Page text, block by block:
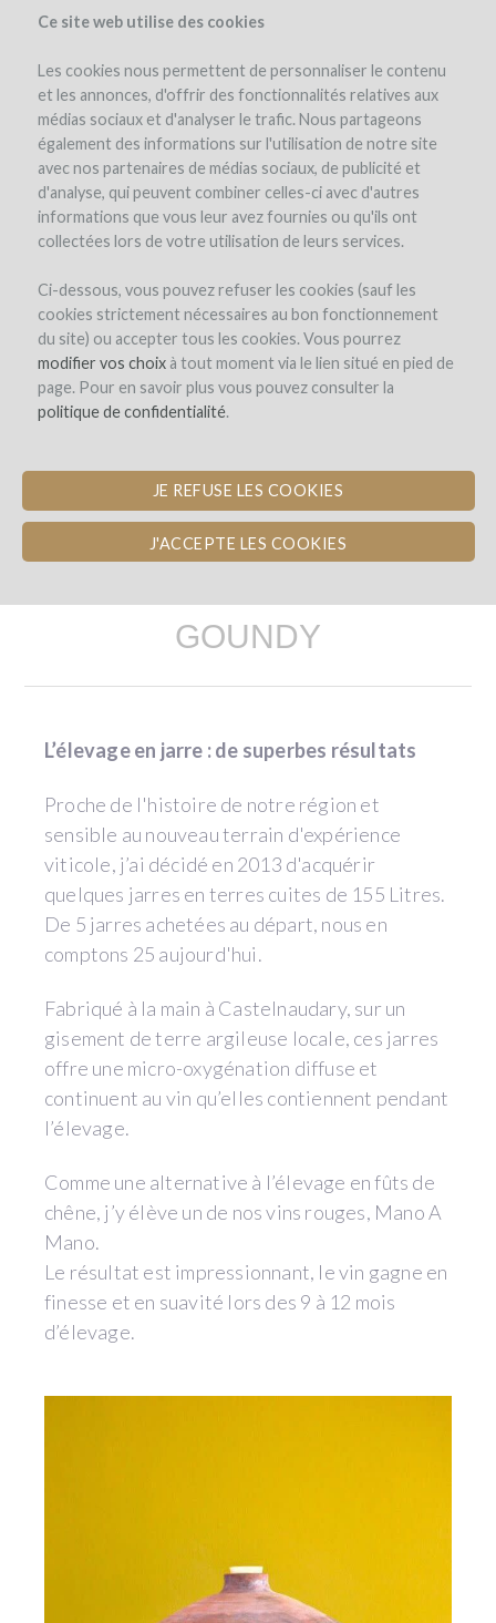
Ce site web utilise des cookies
Les cookies nous permettent de personnaliser le contenu
et les annonces, d'offrir des fonctionnalités relatives aux
médias sociaux et d'analyser le trafic. Nous partageons
également des informations sur l'utilisation de notre site
avec nos partenaires de médias sociaux, de publicité et
d'analyse, qui peuvent combiner celles-ci avec d'autres
informations que vous leur avez fournies ou qu'ils ont
collectées lors de votre utilisation de leurs services.
Ci-dessous, vous pouvez refuser les cookies (sauf les
cookies strictement nécessaires au bon fonctionnement
du site) ou accepter tous les cookies. Vous pourrez
modifier vos choixà tout moment via le lien situé en pied de
page. Pour en savoir plus vous pouvez consulter la
politique de confidentialité.
JE REFUSE LES COOKIES
J'ACCEPTE LES COOKIES
le projet le domaine détails du projet avis d'experts
les remboursements en vin
Domaine Sarrat de Goundy
ACHAT DE JARRES POUR UNE CUVÉE
GOUNDY
L’élevage en jarre : de superbes résultats
Proche de l'histoire de notre région et
sensible au nouveau terrain d'expérience
viticole, j’ai décidé en 2013 d'acquérir
quelques jarres en terres cuites de 155 Litres.
De 5 jarres achetées au départ, nous en
comptons 25 aujourd'hui.
Fabriqué à la main à Castelnaudary, sur un
gisement de terre argileuse locale, ces jarres
offre une micro-oxygénation diffuse et
continuent au vin qu’elles contiennent pendant
l’élevage.
Comme une alternative à l’élevage en fûts de
chêne, j’y élève un de nos vins rouges, Mano A
Mano.
Le résultat est impressionnant, le vin gagne en
finesse et en suavité lors des 9 à 12 mois
d’élevage.